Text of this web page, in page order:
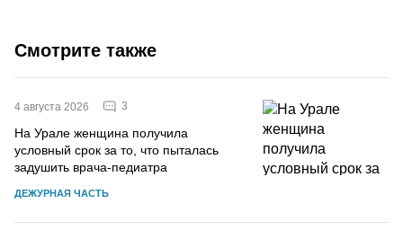
Смотрите также
4 августа 2026 3
На Урале женщина получила
условный срок за то, что пыталась
задушить врача-педиатра
ДЕЖУРНАЯ ЧАСТЬ